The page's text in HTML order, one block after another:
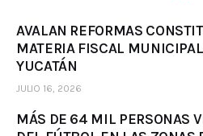
AVALAN REFORMAS
MATERIA FISCAL
YUCATÁN
JULIO 16, 2026
MÁS DE 64 MIL PERSONAS